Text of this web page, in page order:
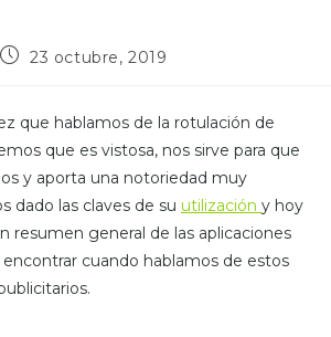
23 octubre, 2019
que hablamos de la rotulación de
que es vistosa, nos sirve para que
y aporta una notoriedad muy
dado las claves de su utilización y hoy
resumen general de las aplicaciones
cuando hablamos de estos